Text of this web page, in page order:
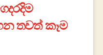
තවත් කෑම